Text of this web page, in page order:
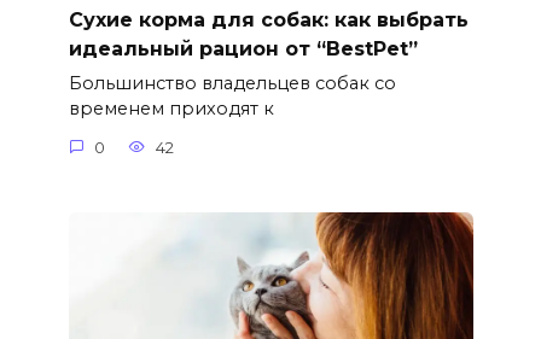
Сухие корма для собак: как выбрать
идеальный рацион от “BestPet”
Большинство владельцев собак со
временем приходят к
0 42